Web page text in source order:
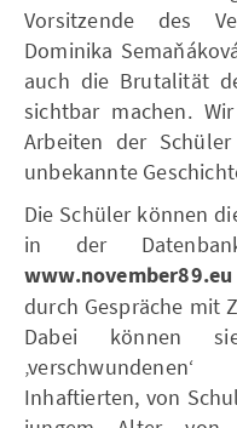
Vorsitzende des
Dominika
auch die Brutalität
sichtbar machen.
Arbeiten der
unbekannte
Die Schüler können
in der
durch Gespräche mit
Dabei können
Inhaftierten, von